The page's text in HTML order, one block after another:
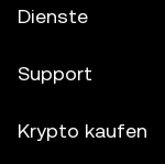
Dienste
Support
Krypto kaufen